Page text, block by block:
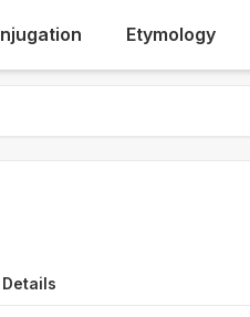
Etymology
Details